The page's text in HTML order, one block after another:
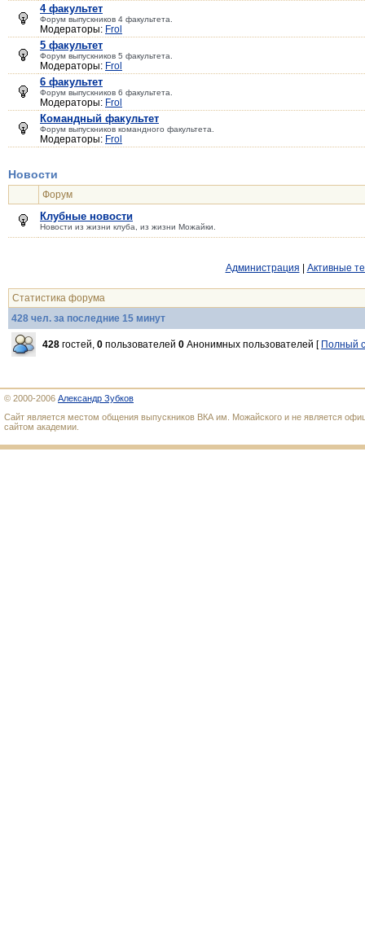
4 факультет
Форум выпускников 4 факультета.
Модераторы: Frol
5 факультет
Форум выпускников 5 факультета.
Модераторы: Frol
6 факультет
Форум выпускников 6 факультета.
Модераторы: Frol
Командный факультет
Форум выпускников командного факультета.
Модераторы: Frol
Новости
Форум
Клубные новости
Новости из жизни клуба, из жизни Можайки.
Администрация Активные
Статистика форума
428 чел. за последние 15 минут
428 гостей, 0 пользователей 0 Анонимных пользователей [ Полный
© 2000-2006 Александр Зубков
Сайт является местом общения выпускников ВКА им. Можайского и не является
сайтом академии.